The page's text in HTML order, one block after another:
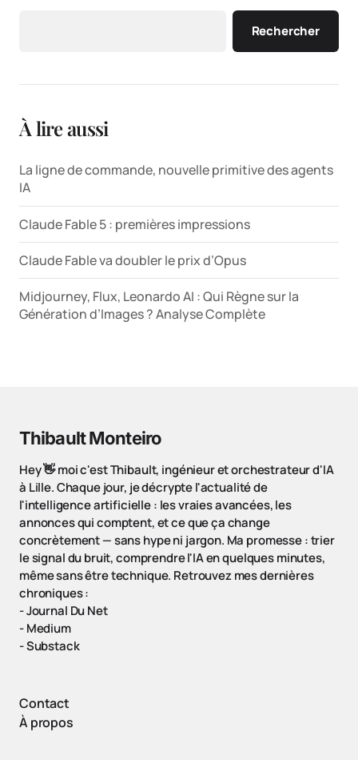
Rechercher
À lire aussi
La ligne de commande, nouvelle primitive des agents
IA
Claude Fable 5 : premières impressions
Claude Fable va doubler le prix d’Opus
Midjourney, Flux, Leonardo AI : Qui Règne sur la
Génération d’Images ? Analyse Complète
Thibault Monteiro
Hey 👋 moi c'est Thibault, ingénieur et orchestrateur d'IA
à Lille. Chaque jour, je décrypte l'actualité de
l'intelligence artificielle : les vraies avancées, les
annonces qui comptent, et ce que ça change
concrètement — sans hype ni jargon. Ma promesse : trier
le signal du bruit, comprendre l'IA en quelques minutes,
même sans être technique. Retrouvez mes dernières
chroniques :
-Journal Du Net
-Medium
-Substack
Contact
À propos